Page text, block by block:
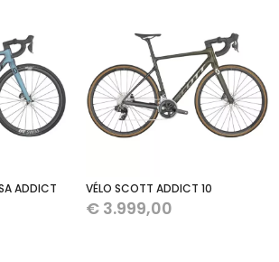
ADDICT VÉLO SCOTT ADDICT 10
€ 3.999,00